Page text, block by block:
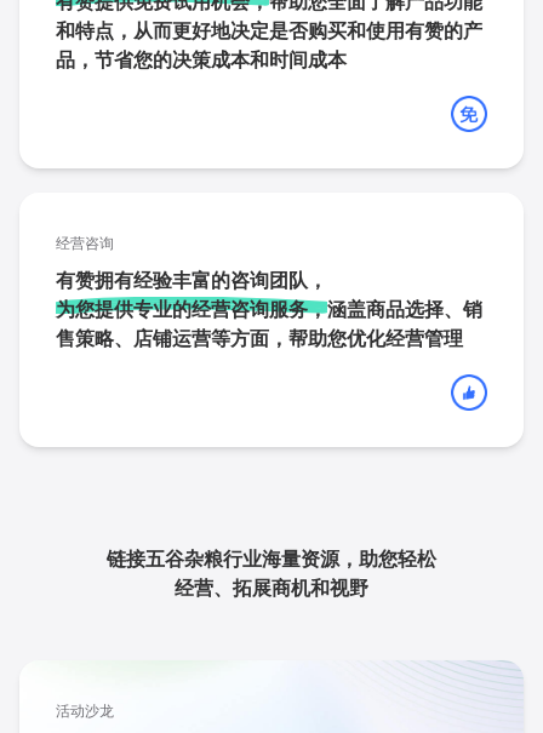
和特点，从而更好地决定是否购买和使用有赞的产
品，节省您的决策成本和时间成本
经营咨询
有赞拥有经验丰富的咨询团队，
为您提供专业的经营咨询服务，涵盖商品选择、销
售策略、店铺运营等方面，帮助您优化经营管理
链接五谷杂粮行业海量资源，助您轻松
经营、拓展商机和视野
活动沙龙